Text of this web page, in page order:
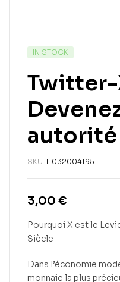
IN STOCK
Twitter-
autorité
SKU: IL032004195
3,00 €
Pourquoi X est le
Siècle
Dans l’économie
monnaie la plus